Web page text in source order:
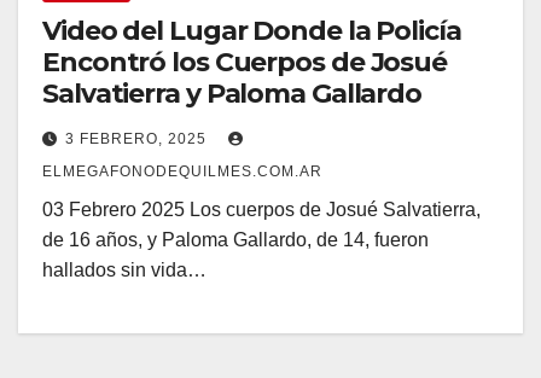
Video del Lugar Donde la Policía
Encontró los Cuerpos de Josué
Salvatierra y Paloma Gallardo
3 FEBRERO, 2025
ELMEGAFONODEQUILMES.COM.AR
03 Febrero 2025 Los cuerpos de Josué Salvatierra,
de 16 años, y Paloma Gallardo, de 14, fueron
hallados sin vida…